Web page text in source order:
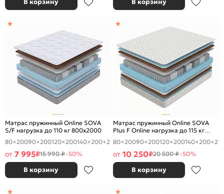
В корзину В корзину
Матрас пружинный Online SOVA
S/F нагрузка до 110 кг 800x2000
80×20090×200120×200140×200+2
от 7 995₽15 990 ₽-50%
В корзину
Матрас пружинный Online SOVA
Plus F Online нагрузка до 115 кг
800x2000
80×20090×200120×200140×200+2
от 10 250₽20 500 ₽-50%
В корзину